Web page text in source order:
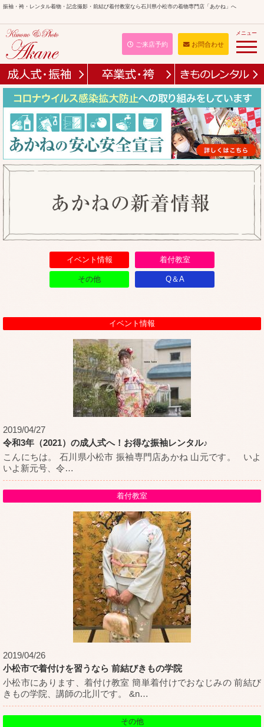
振袖・袴・レンタル着物・記念撮影・前結び着付教室なら石川県小松市の着物専門店「あかね」へ
ご来店予約 お問合わせ
メニュー
イベント情報 着付教室
その他 Q＆A
イベント情報
2019/04/27
令和3年（2021）の成人式へ！お得な振袖レンタル♪
こんにちは。 石川県小松市 振袖専門店あかね 山元です。 いよ
いよ新元号、令…
着付教室
2019/04/26
小松市で着付けを習うなら 前結びきもの学院
小松市にあります、着付け教室 簡単着付けでおなじみの 前結び
きもの学院、講師の北川です。 &n…
その他